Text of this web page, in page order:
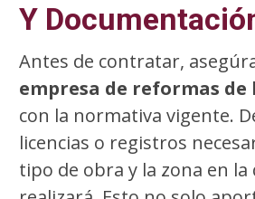
Y
Antes de contratar,
empresa de reformas de
con la normativa vigente.
licencias o registros
tipo de obra y la zona en la